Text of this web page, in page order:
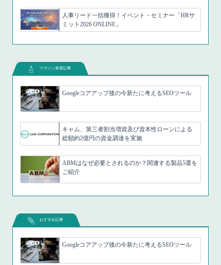
人事リード一括獲得！イベント・セミナー「HRサ
ミット2026 ONLINE」
マガジン新着記事
Googleコアアップ後の今新たに考えるSEOツール
キャム、第三者割当増資及び資本性ローンによる
総額約2億円の資金調達を実施
ABMはなぜ必要とされるのか？関連する製品5選を
ご紹介
おすすめ記事
Googleコアアップ後の今新たに考えるSEOツール